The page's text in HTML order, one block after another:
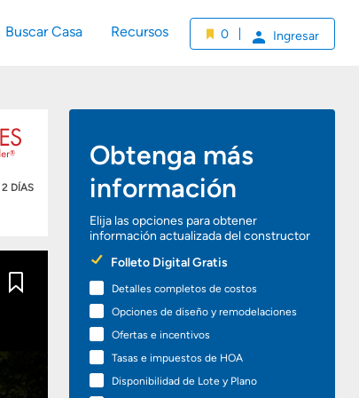
Buscar Casa Recursos 0 Ingresar
2 DÍAS
Obtenga más
información
Elija las opciones para obtener
información actualizada del constructor
Preferred
Options
Folleto Digital Gratis
Detalles completos de costos
Opciones de diseño y remodelaciones
Ofertas e incentivos
Tasas e impuestos de HOA
Disponibilidad de Lote y Plano
Guardar